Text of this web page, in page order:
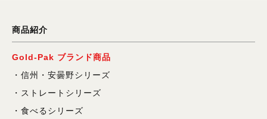
商品紹介
Gold-Pak ブランド商品
信州・安曇野シリーズ
ストレートシリーズ
食べるシリーズ